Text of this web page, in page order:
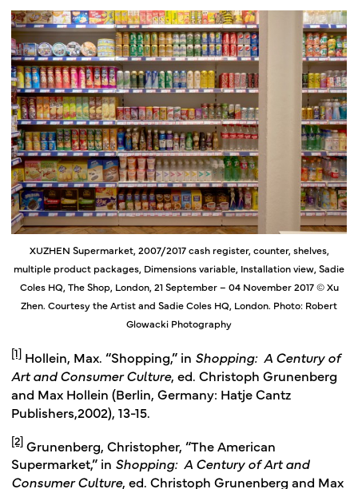
XUZHEN Supermarket, 2007/2017 cash register, counter, shelves,
multiple product packages, Dimensions variable, Installation view, Sadie
Coles HQ, The Shop, London, 21 September – 04 November 2017 © Xu
Zhen. Courtesy the Artist and Sadie Coles HQ, London. Photo: Robert
Glowacki Photography
[1] Hollein, Max. “Shopping,” in Shopping: A Century of
Art and Consumer Culture, ed. Christoph Grunenberg
and Max Hollein (Berlin, Germany: Hatje Cantz
Publishers,2002), 13-15.
[2] Grunenberg, Christopher, “The American
Supermarket,” in Shopping: A Century of Art and
Consumer Culture, ed. Christoph Grunenberg and Max